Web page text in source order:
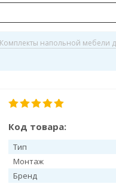
Комплекты напольной мебели
Код товара:
Тип
Монтаж
Бренд